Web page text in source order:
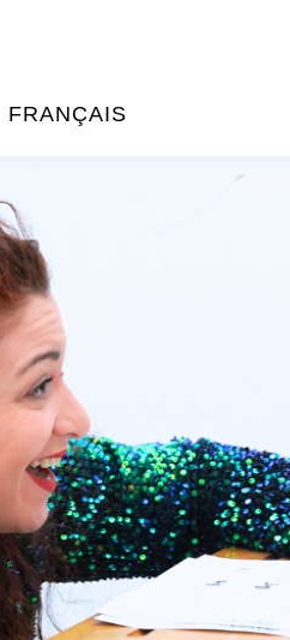
FRANÇAIS
DE FRANÇAIS
& CERTIFICATIONS
LINGUISTIQUES
LINGUISTIQUE